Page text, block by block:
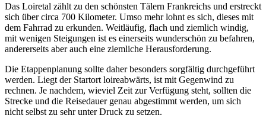
Das Loiretal zählt zu den schönsten Tälern Frankreichs und erstreckt
sich über circa 700 Kilometer. Umso mehr lohnt es sich, dieses mit
dem Fahrrad zu erkunden. Weitläufig, flach und ziemlich windig,
mit wenigen Steigungen ist es einerseits wunderschön zu befahren,
andererseits aber auch eine ziemliche Herausforderung.
Die Etappenplanung sollte daher besonders sorgfältig durchgeführt
werden. Liegt der Startort loireabwärts, ist mit Gegenwind zu
rechnen. Je nachdem, wieviel Zeit zur Verfügung steht, sollten die
Strecke und die Reisedauer genau abgestimmt werden, um sich
nicht selbst zu sehr unter Druck zu setzen.